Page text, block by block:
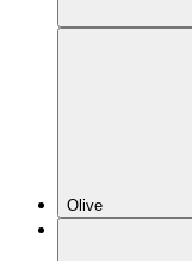
Olive